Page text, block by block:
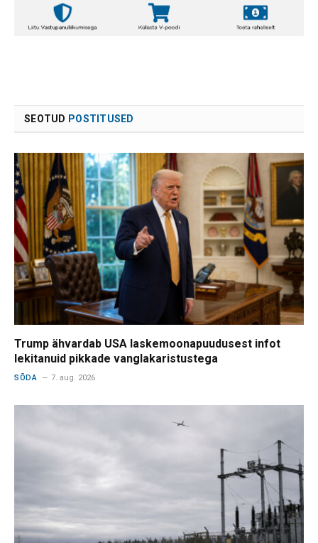
SEOTUD POSTITUSED
Trump ähvardab USA laskemoonapuudusest infot
lekitanuid pikkade vanglakaristustega
SÕDA 7. aug. 2026